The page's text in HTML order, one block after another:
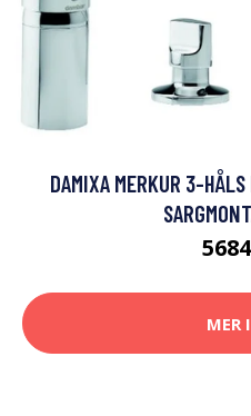
DAMIXA MERKUR 3-
MER